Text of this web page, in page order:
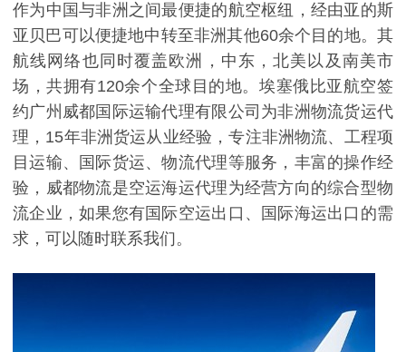
作为中国与非洲之间最便捷的航空枢纽，经由亚的斯
亚贝巴可以便捷地中转至非洲其他60余个目的地。其
航线网络也同时覆盖欧洲，中东，北美以及南美市
场，共拥有120余个全球目的地。埃塞俄比亚航空签
约广州威都国际运输代理有限公司为非洲物流货运代
理，15年非洲货运从业经验，专注非洲物流、工程项
目运输、国际货运、物流代理等服务，丰富的操作经
验，威都物流是空运海运代理为经营方向的综合型物
流企业，如果您有国际空运出口、国际海运出口的需
求，可以随时联系我们。